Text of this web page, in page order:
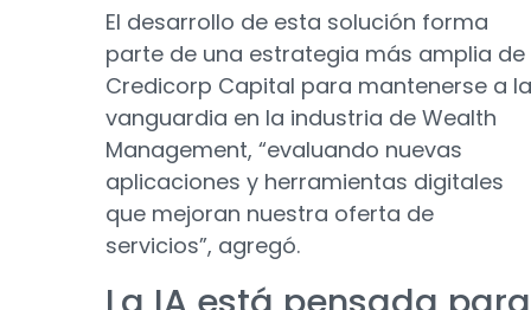
El desarrollo de esta solución forma
parte de una estrategia más amplia de
Credicorp Capital para mantenerse a la
vanguardia en la industria de Wealth
Management, “evaluando nuevas
aplicaciones y herramientas digitales
que mejoran nuestra oferta de
servicios”, agregó.